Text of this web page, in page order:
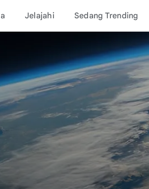
Jelajahi Sedang Trending